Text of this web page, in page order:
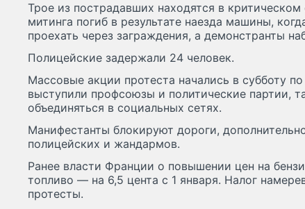
Трое из пострадавших находятся в
митинга погиб в результате наезда машины,
проехать через заграждения, а демонстранты
Полицейские задержали 24 человек.
Массовые акции протеста начались в субботу
выступили профсоюзы и политические партии,
объединяться в социальных сетях.
Манифестанты блокируют дороги,
полицейских и жандармов.
Ранее власти Франции о повышении цен на
топливо — на 6,5 цента с 1 января. Налог
протесты.